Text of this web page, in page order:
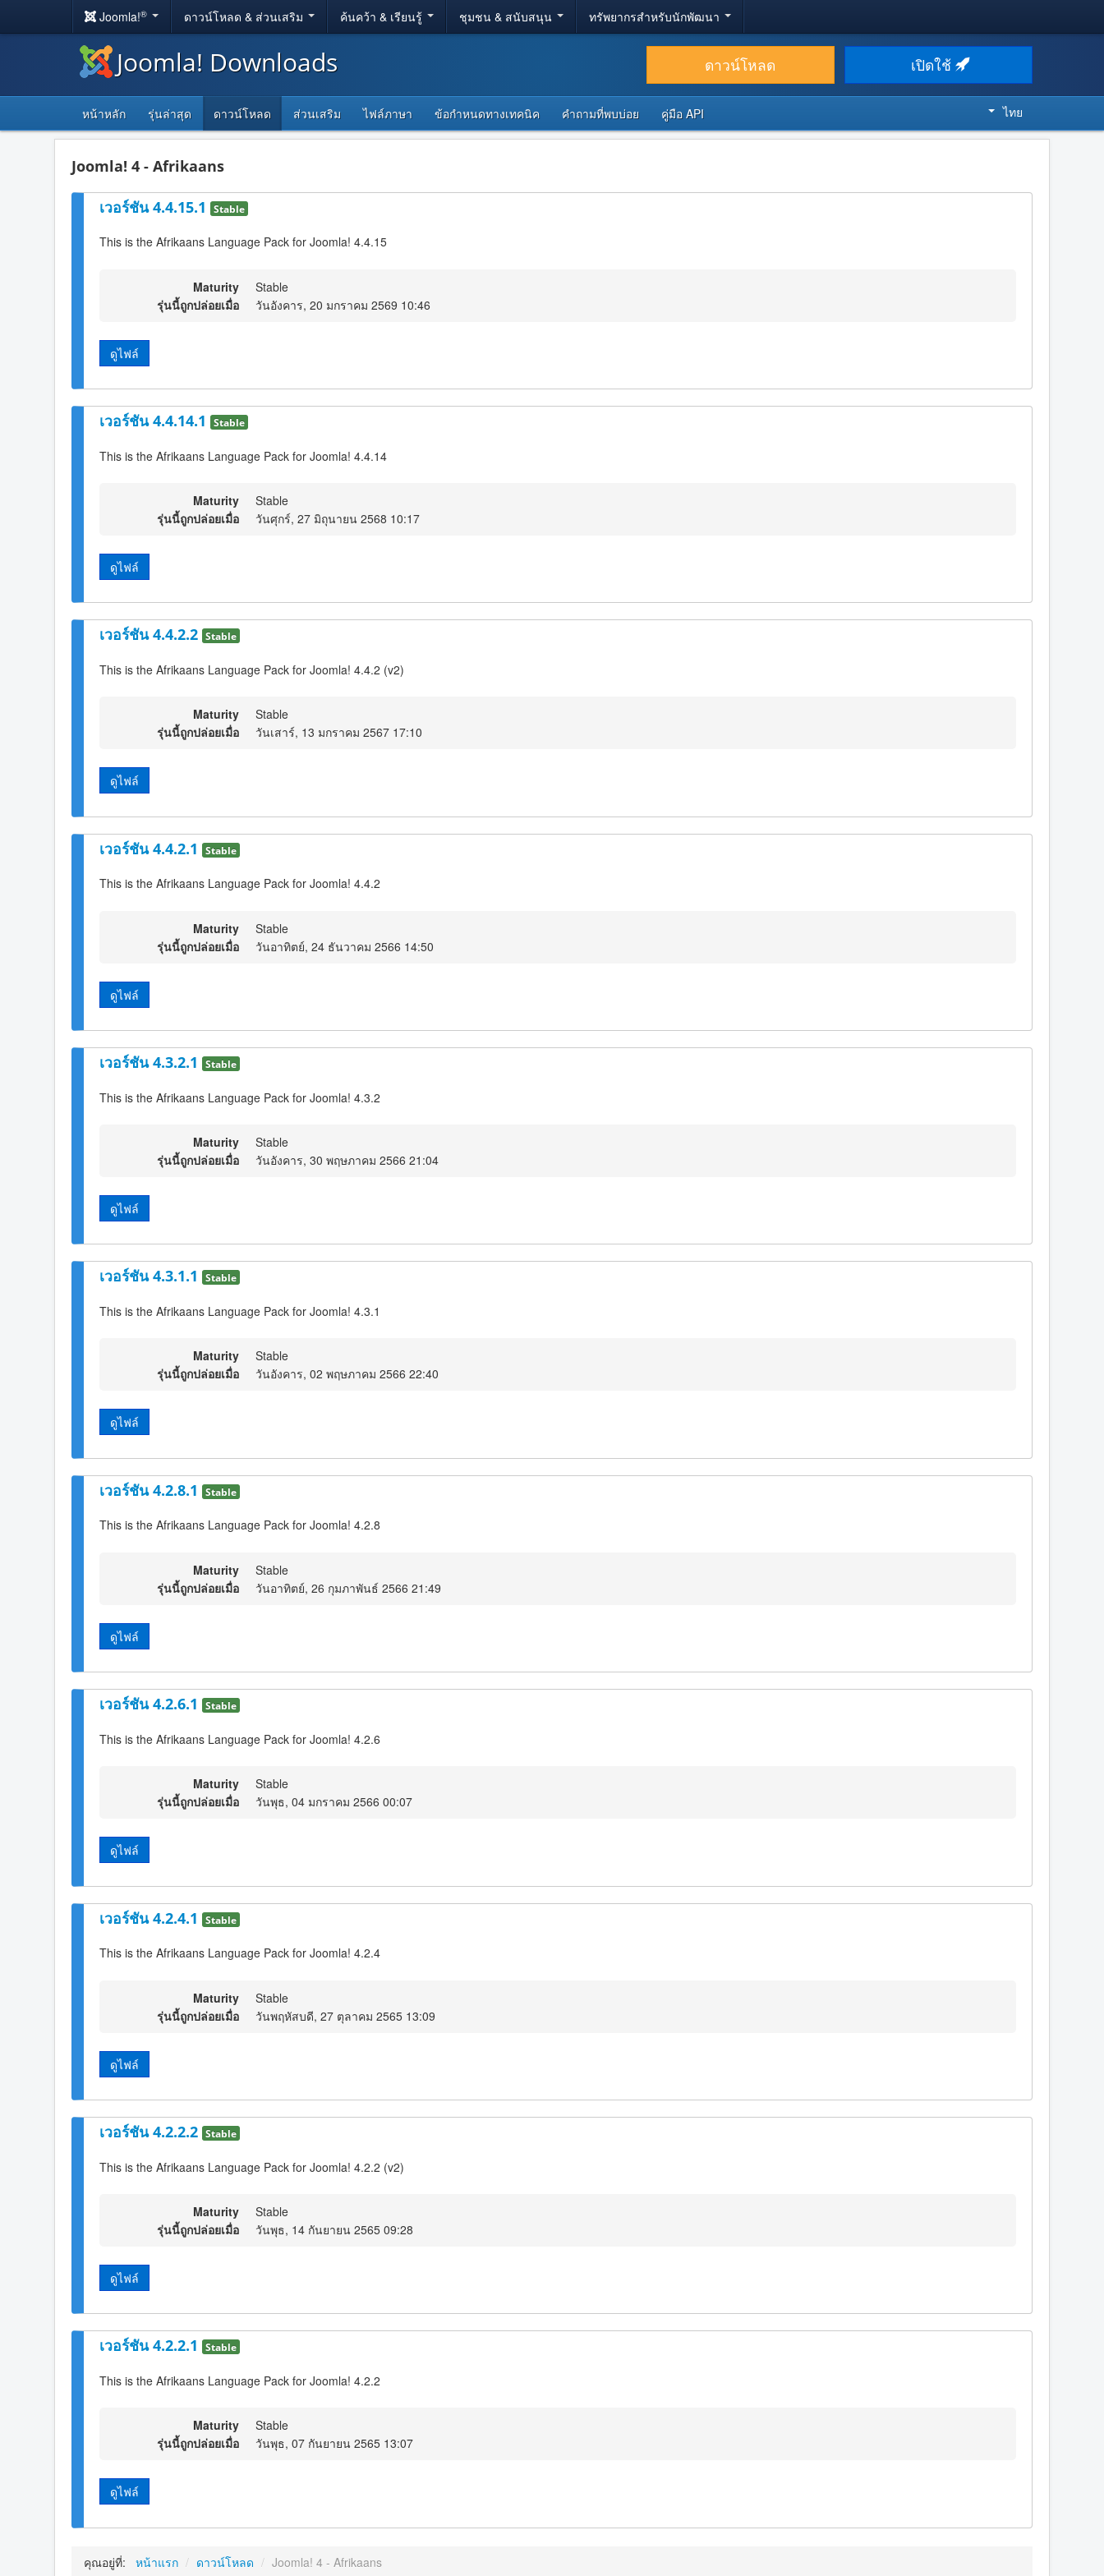
Joomla!® ดาวน์โหลด & ส่วนเสริม ค้นคว้า & เรียนรู้ ชุมชน & สนับสนุน ทรัพยากรสำหรับนักพัฒนา
Joomla! Downloads ดาวน์โหลด เปิดใช้
หน้าหลัก รุ่นล่าสุด ดาวน์โหลด ส่วนเสริม ไฟล์ภาษา ข้อกำหนดทางเทคนิค คำถามที่พบบ่อย คู่มือ API ไทย
Joomla! 4 - Afrikaans
เวอร์ชัน 4.4.15.1 Stable
This is the Afrikaans Language Pack for Joomla! 4.4.15
Maturity
Stable
รุ่นนี้ถูกปล่อยเมื่อ
วันอังคาร, 20 มกราคม 2569 10:46
ดูไฟล์
เวอร์ชัน 4.4.14.1 Stable
This is the Afrikaans Language Pack for Joomla! 4.4.14
Maturity
Stable
รุ่นนี้ถูกปล่อยเมื่อ
วันศุกร์, 27 มิถุนายน 2568 10:17
ดูไฟล์
เวอร์ชัน 4.4.2.2 Stable
This is the Afrikaans Language Pack for Joomla! 4.4.2 (v2)
Maturity
Stable
รุ่นนี้ถูกปล่อยเมื่อ
วันเสาร์, 13 มกราคม 2567 17:10
ดูไฟล์
เวอร์ชัน 4.4.2.1 Stable
This is the Afrikaans Language Pack for Joomla! 4.4.2
Maturity
Stable
รุ่นนี้ถูกปล่อยเมื่อ
วันอาทิตย์, 24 ธันวาคม 2566 14:50
ดูไฟล์
เวอร์ชัน 4.3.2.1 Stable
This is the Afrikaans Language Pack for Joomla! 4.3.2
Maturity
Stable
รุ่นนี้ถูกปล่อยเมื่อ
วันอังคาร, 30 พฤษภาคม 2566 21:04
ดูไฟล์
เวอร์ชัน 4.3.1.1 Stable
This is the Afrikaans Language Pack for Joomla! 4.3.1
Maturity
Stable
รุ่นนี้ถูกปล่อยเมื่อ
วันอังคาร, 02 พฤษภาคม 2566 22:40
ดูไฟล์
เวอร์ชัน 4.2.8.1 Stable
This is the Afrikaans Language Pack for Joomla! 4.2.8
Maturity
Stable
รุ่นนี้ถูกปล่อยเมื่อ
วันอาทิตย์, 26 กุมภาพันธ์ 2566 21:49
ดูไฟล์
เวอร์ชัน 4.2.6.1 Stable
This is the Afrikaans Language Pack for Joomla! 4.2.6
Maturity
Stable
รุ่นนี้ถูกปล่อยเมื่อ
วันพุธ, 04 มกราคม 2566 00:07
ดูไฟล์
เวอร์ชัน 4.2.4.1 Stable
This is the Afrikaans Language Pack for Joomla! 4.2.4
Maturity
Stable
รุ่นนี้ถูกปล่อยเมื่อ
วันพฤหัสบดี, 27 ตุลาคม 2565 13:09
ดูไฟล์
เวอร์ชัน 4.2.2.2 Stable
This is the Afrikaans Language Pack for Joomla! 4.2.2 (v2)
Maturity
Stable
รุ่นนี้ถูกปล่อยเมื่อ
วันพุธ, 14 กันยายน 2565 09:28
ดูไฟล์
เวอร์ชัน 4.2.2.1 Stable
This is the Afrikaans Language Pack for Joomla! 4.2.2
Maturity
Stable
รุ่นนี้ถูกปล่อยเมื่อ
วันพุธ, 07 กันยายน 2565 13:07
ดูไฟล์
คุณอยู่ที่: หน้าแรก / ดาวน์โหลด / Joomla! 4 - Afrikaans